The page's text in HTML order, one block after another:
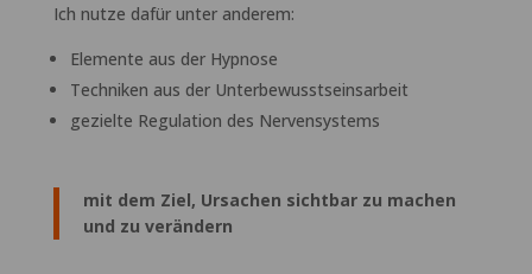
Ich nutze dafür unter anderem:
Elemente aus der Hypnose
Techniken aus der Unterbewusstseinsarbeit
gezielte Regulation des Nervensystems
mit dem Ziel, Ursachen sichtbar zu machen
und zu verändern